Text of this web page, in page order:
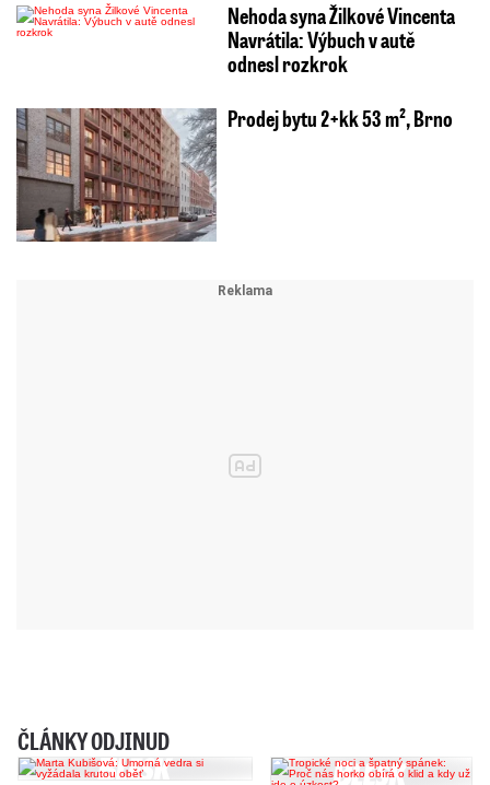
Nehoda syna Žilkové Vincenta
Navrátila: Výbuch v autě
odnesl rozkrok
Prodej bytu 2+kk 53 m², Brno
ČLÁNKY ODJINUD